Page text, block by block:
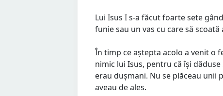
Lui Isus I s-a făcut foarte sete
funie sau un vas cu care să scoată
În timp ce aștepta acolo a venit o
nimic lui Isus, pentru că își
erau dușmani. Nu se plăceau unii
aveau de ales.